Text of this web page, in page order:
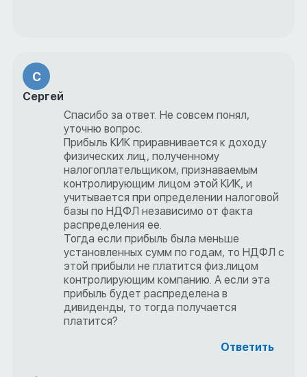
С
Сергей
Спасибо за ответ. Не совсем понял,
уточню вопрос.
Прибыль КИК приравнивается к доходу
физических лиц, полученному
налогоплательщиком, признаваемым
контролирующим лицом этой КИК, и
учитывается при определении налоговой
базы по НДФЛ независимо от факта
распределения ее.
Тогда если прибыль была меньше
установленных сумм по годам, то НДФЛ с
этой прибыли не платится физ.лицом
контролирующим компанию. А если эта
прибыль будет распределена в
дивиденды, то тогда получается
платится?
Ответить